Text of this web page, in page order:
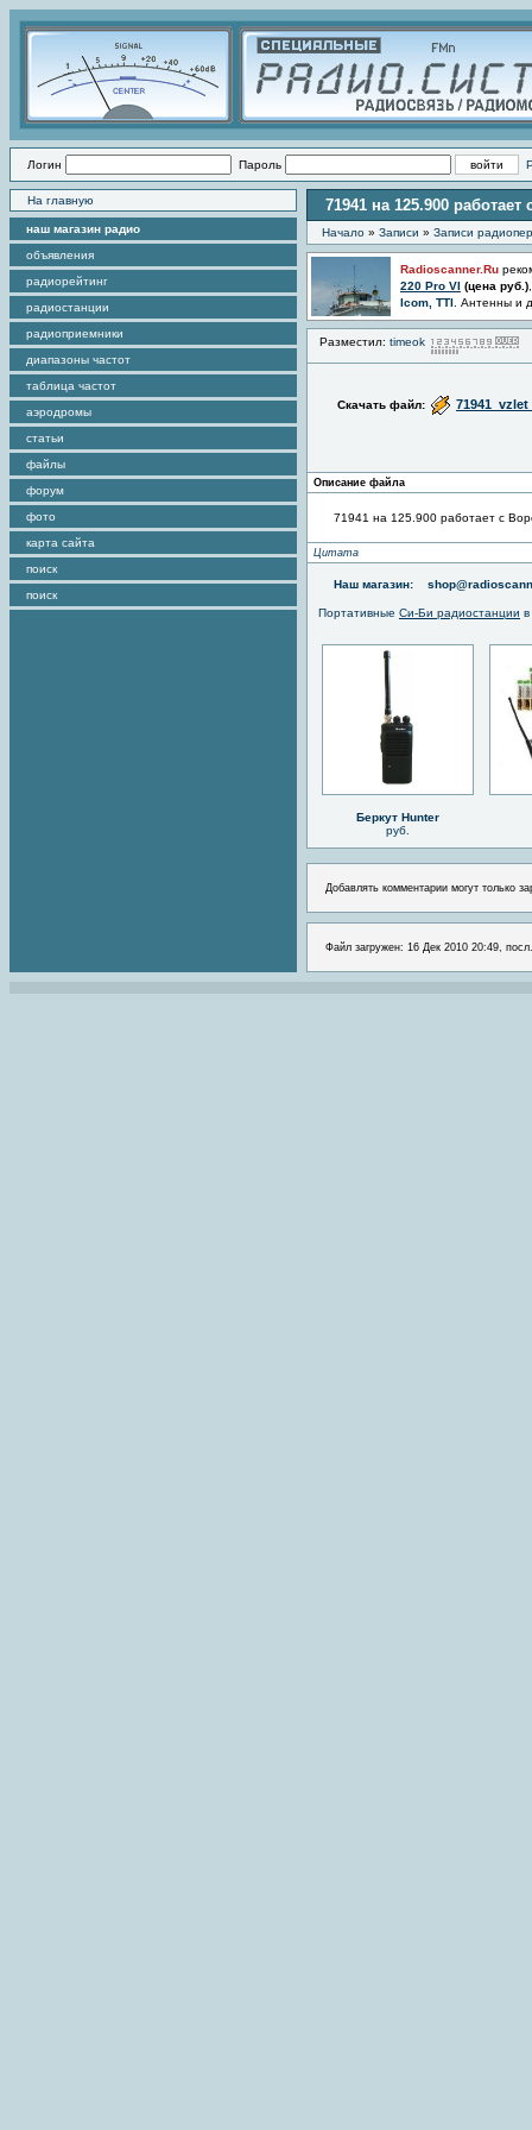
Логин Пароль
На главную
наш магазин радио
объявления
радиорейтинг
радиостанции
радиоприемники
диапазоны частот
таблица частот
аэродромы
статьи
файлы
форум
фото
карта сайта
поиск
поиск
71941 на 125.900
Начало » Записи » Записи
Radioscanner.Ru
220 Pro VI (цена руб.)
Icom, TTI . Антенны и
Разместил: timeok
Скачать файл:
Описание файла
71941 на 125.900 работает с
Цитата
Наш магазин:
Портативные Си-Би радиостанции
Беркут Hunter
руб.
Добавлять комментарии могут только
Файл загружен: 16 Дек 2010 20:49,